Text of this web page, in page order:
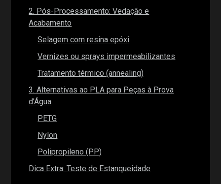
2. Pós-Processamento: Vedação e
Acabamento
Selagem com resina epóxi
Vernizes ou sprays impermeabilizantes
Tratamento térmico (annealing)
3. Alternativas ao PLA para Peças à Prova
d’Água
PETG
Nylon
Polipropileno (PP)
Dica Extra: Teste de Estanqueidade